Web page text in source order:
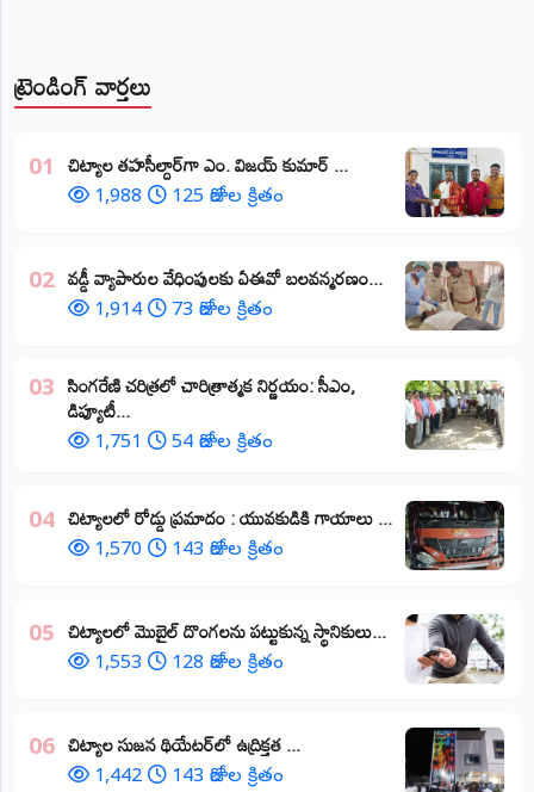
ట్రెండింగ్ వార్తలు
01 ​చిట్యాల తహసీల్దార్‌గా ఎం. విజయ్ కుమార్ ...
1,988 125 రోజుల క్రితం
02 వడ్డీ వ్యాపారుల వేధింపులకు ఏఈవో బలవన్మరణం...
1,914 73 రోజుల క్రితం
03 ​సింగరేణి చరిత్రలో చారిత్రాత్మక నిర్ణయం: సీఎం,
డిప్యూటీ...
1,751 54 రోజుల క్రితం
04 చిట్యాలలో రోడ్డు ప్రమాదం : యువకుడికి గాయాలు ​...
1,570 143 రోజుల క్రితం
05 చిట్యాలలో మొబైల్ దొంగలను పట్టుకున్న స్థానికులు...
1,553 128 రోజుల క్రితం
06 చిట్యాల సుజన థియేటర్‌లో ఉద్రిక్తత ...
1,442 143 రోజుల క్రితం